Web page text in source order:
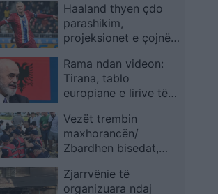
pasigurt
Haaland thyen çdo
parashikim,
projeksionet e çojnë
Norvegjinë
Rama ndan videon:
Tirana, tablo
europiane e lirive të
Vezët trembin
maxhorancën/
Zbardhen bisedat,
kërkuan ndërhyrjen e
Zjarrvënie të
organizuara ndaj